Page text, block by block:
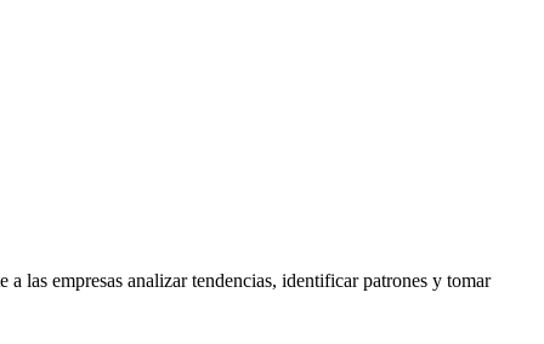
las empresas analizar tendencias, identificar patrones y tomar